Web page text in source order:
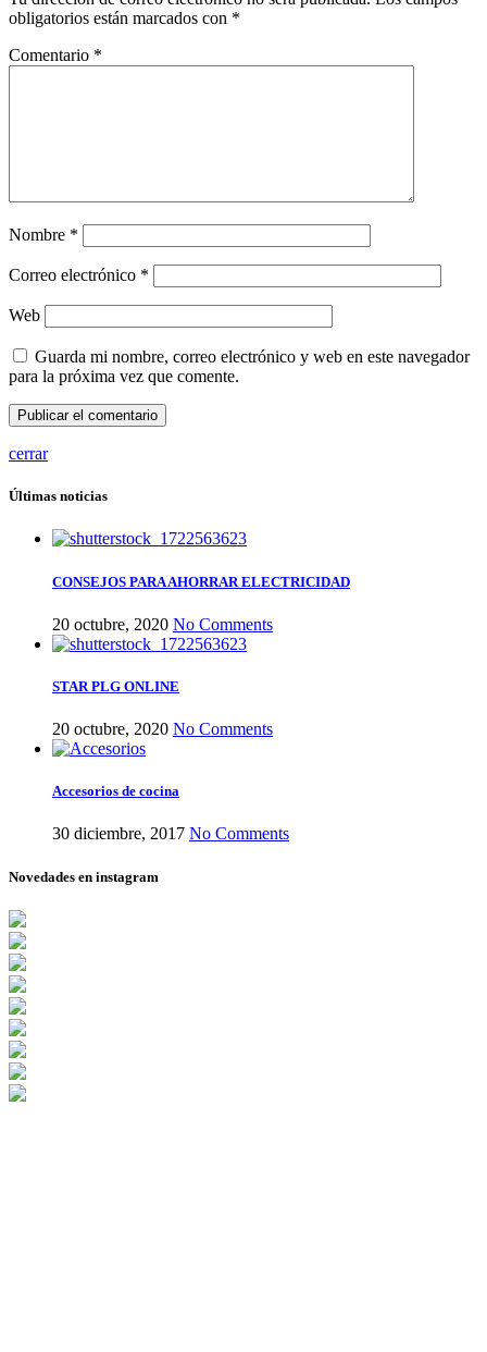
obligatorios están marcados con *
Comentario *
Nombre *
Correo electrónico *
Web
Guarda mi nombre, correo electrónico y web en este navegador
para la próxima vez que comente.
cerrar
Últimas noticias
CONSEJOS PARA AHORRAR ELECTRICIDAD
20 octubre, 2020 No Comments
STAR PLG ONLINE
20 octubre, 2020 No Comments
Accesorios de cocina
30 diciembre, 2017 No Comments
Novedades en instagram